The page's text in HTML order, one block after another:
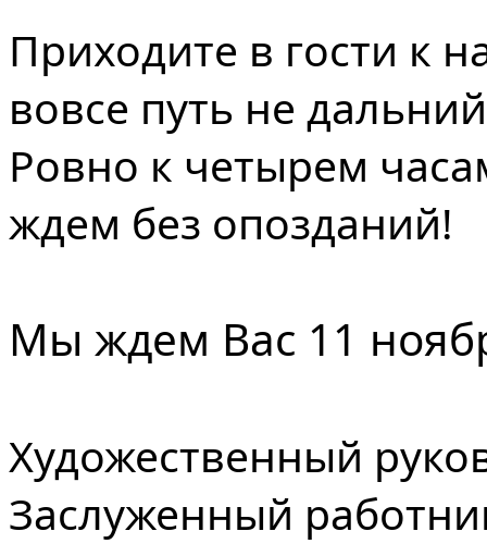
Приходите в гости к
вовсе путь не
Ровно к четырем
ждем без опозданий!
Мы ждем Вас 11
Художественный
Заслуженный